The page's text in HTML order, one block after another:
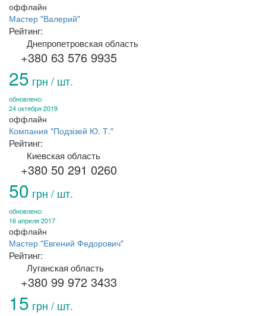
оффлайн
Мастер "Валерий"
Рейтинг:
Днепропетровская область
+380 63 576 9935
25 грн / шт.
обновлено:
24 октября 2019
оффлайн
Компания "Подзізей Ю. Т."
Рейтинг:
Киевская область
+380 50 291 0260
50 грн / шт.
обновлено:
16 апреля 2017
оффлайн
Мастер "Евгений Федорович"
Рейтинг:
Луганская область
+380 99 972 3433
15 грн / шт.